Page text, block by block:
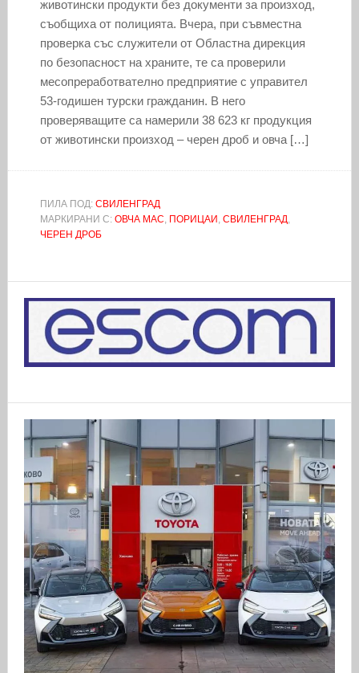
животински продукти без документи за произход,
съобщиха от полицията. Вчера, при съвместна
проверка със служители от Областна дирекция
по безопасност на храните, те са проверили
месопреработвателно предприятие с управител
53-годишен турски гражданин. В него
проверяващите са намерили 38 623 кг продукция
от животински произход – черен дроб и овча […]
ПИЛА ПОД: СВИЛЕНГРАД
МАРКИРАНИ С: ОВЧА МАС, ПОРИЦАИ , СВИЛЕНГРАД,
ЧЕРЕН ДРОБ